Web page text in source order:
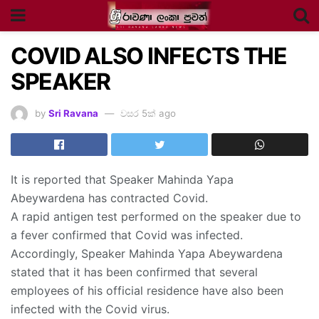
COVID ALSO INFECTS THE
SPEAKER
by Sri Ravana වසර 5ක් ago
It is reported that Speaker Mahinda Yapa
Abeywardena has contracted Covid.
A rapid antigen test performed on the speaker due to
a fever confirmed that Covid was infected.
Accordingly, Speaker Mahinda Yapa Abeywardena
stated that it has been confirmed that several
employees of his official residence have also been
infected with the Covid virus.